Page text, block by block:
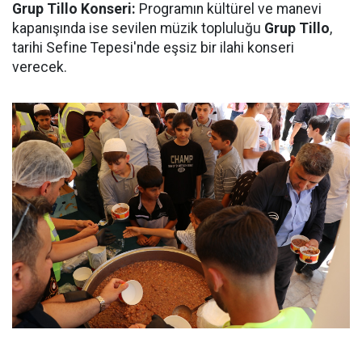
Grup Tillo Konseri: Programın kültürel ve manevi
kapanışında ise sevilen müzik topluluğu Grup Tillo,
tarihi Sefine Tepesi'nde eşsiz bir ilahi konseri
verecek.